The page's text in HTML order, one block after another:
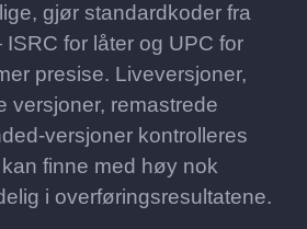
gjør standardkoder fra
for låter og UPC for
presise. Liveversjoner,
versjoner, remastrede
versjoner kontrolleres
finne med høy nok
i overføringsresultatene.